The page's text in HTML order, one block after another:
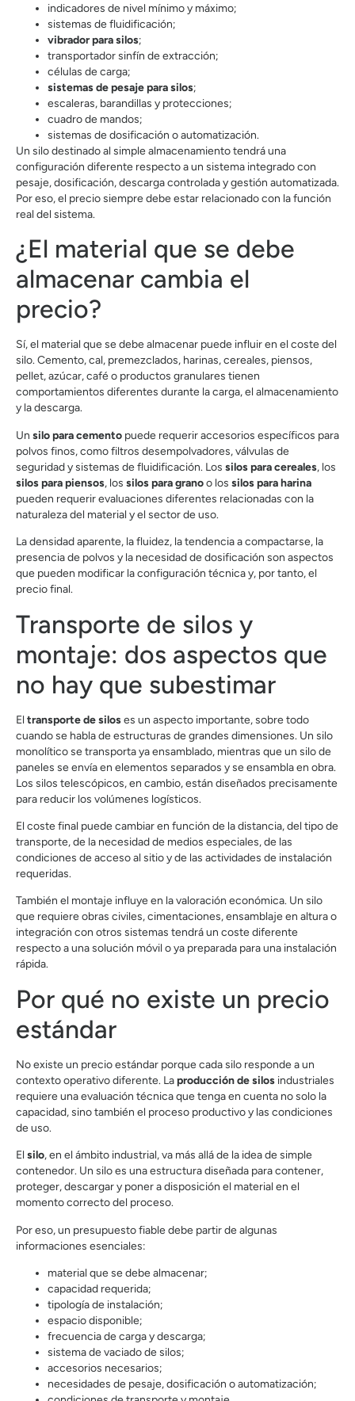
indicadores de nivel mínimo y máximo;
sistemas de fluidificación;
vibrador para silos;
transportador sinfín de extracción;
células de carga;
sistemas de pesaje para silos;
escaleras, barandillas y protecciones;
cuadro de mandos;
sistemas de dosificación o automatización.
Un silo destinado al simple almacenamiento tendrá una
configuración diferente respecto a un sistema integrado con
pesaje, dosificación, descarga controlada y gestión automatizada.
Por eso, el precio siempre debe estar relacionado con la función
real del sistema.
¿El material que se debe
almacenar cambia el
precio?
Sí, el material que se debe almacenar puede influir en el coste del
silo. Cemento, cal, premezclados, harinas, cereales, piensos,
pellet, azúcar, café o productos granulares tienen
comportamientos diferentes durante la carga, el almacenamiento
y la descarga.
Un silo para cemento puede requerir accesorios específicos para
polvos finos, como filtros desempolvadores, válvulas de
seguridad y sistemas de fluidificación. Los silos para cereales, los
silos para piensos, los silos para granoo los silos para harina
pueden requerir evaluaciones diferentes relacionadas con la
naturaleza del material y el sector de uso.
La densidad aparente, la fluidez, la tendencia a compactarse, la
presencia de polvos y la necesidad de dosificación son aspectos
que pueden modificar la configuración técnica y, por tanto, el
precio final.
Transporte de silos y
montaje: dos aspectos que
no hay que subestimar
El transporte de siloses un aspecto importante, sobre todo
cuando se habla de estructuras de grandes dimensiones. Un silo
monolítico se transporta ya ensamblado, mientras que un silo de
paneles se envía en elementos separados y se ensambla en obra.
Los silos telescópicos, en cambio, están diseñados precisamente
para reducir los volúmenes logísticos.
El coste final puede cambiar en función de la distancia, del tipo de
transporte, de la necesidad de medios especiales, de las
condiciones de acceso al sitio y de las actividades de instalación
requeridas.
También el montaje influye en la valoración económica. Un silo
que requiere obras civiles, cimentaciones, ensamblaje en altura o
integración con otros sistemas tendrá un coste diferente
respecto a una solución móvil o ya preparada para una instalación
rápida.
Por qué no existe un precio
estándar
No existe un precio estándar porque cada silo responde a un
contexto operativo diferente. Laproducción de silos industriales
requiere una evaluación técnica que tenga en cuenta no solo la
capacidad, sino también el proceso productivo y las condiciones
de uso.
El silo, en el ámbito industrial, va más allá de la idea de simple
contenedor. Un silo es una estructura diseñada para contener,
proteger, descargar y poner a disposición el material en el
momento correcto del proceso.
Por eso, un presupuesto fiable debe partir de algunas
informaciones esenciales:
material que se debe almacenar;
capacidad requerida;
tipología de instalación;
espacio disponible;
frecuencia de carga y descarga;
sistema de vaciado de silos;
accesorios necesarios;
necesidades de pesaje, dosificación o automatización;